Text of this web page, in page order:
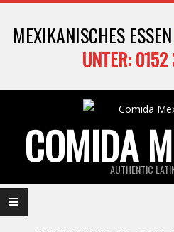
MEXIKANISCHES ESSEN
UNTER:
COMIDA
AUTHENTIC
Primary